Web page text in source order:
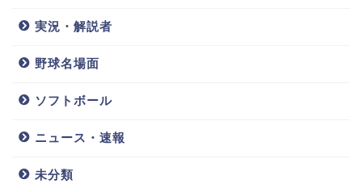
実況・解説者
野球名場面
ソフトボール
ニュース・速報
未分類